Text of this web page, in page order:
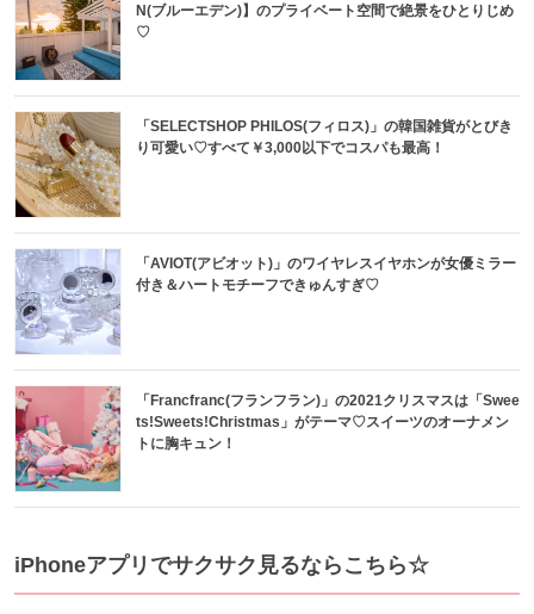
N(ブルーエデン)】のプライベート空間で絶景をひとりじめ
♡
「SELECTSHOP PHILOS(フィロス)」の韓国雑貨がとびき
り可愛い♡すべて￥3,000以下でコスパも最高！
「AVIOT(アビオット)」のワイヤレスイヤホンが女優ミラー
付き＆ハートモチーフできゅんすぎ♡
「Francfranc(フランフラン)」の2021クリスマスは「Swee
ts!Sweets!Christmas」がテーマ♡スイーツのオーナメン
トに胸キュン！
iPhoneアプリでサクサク見るならこちら☆